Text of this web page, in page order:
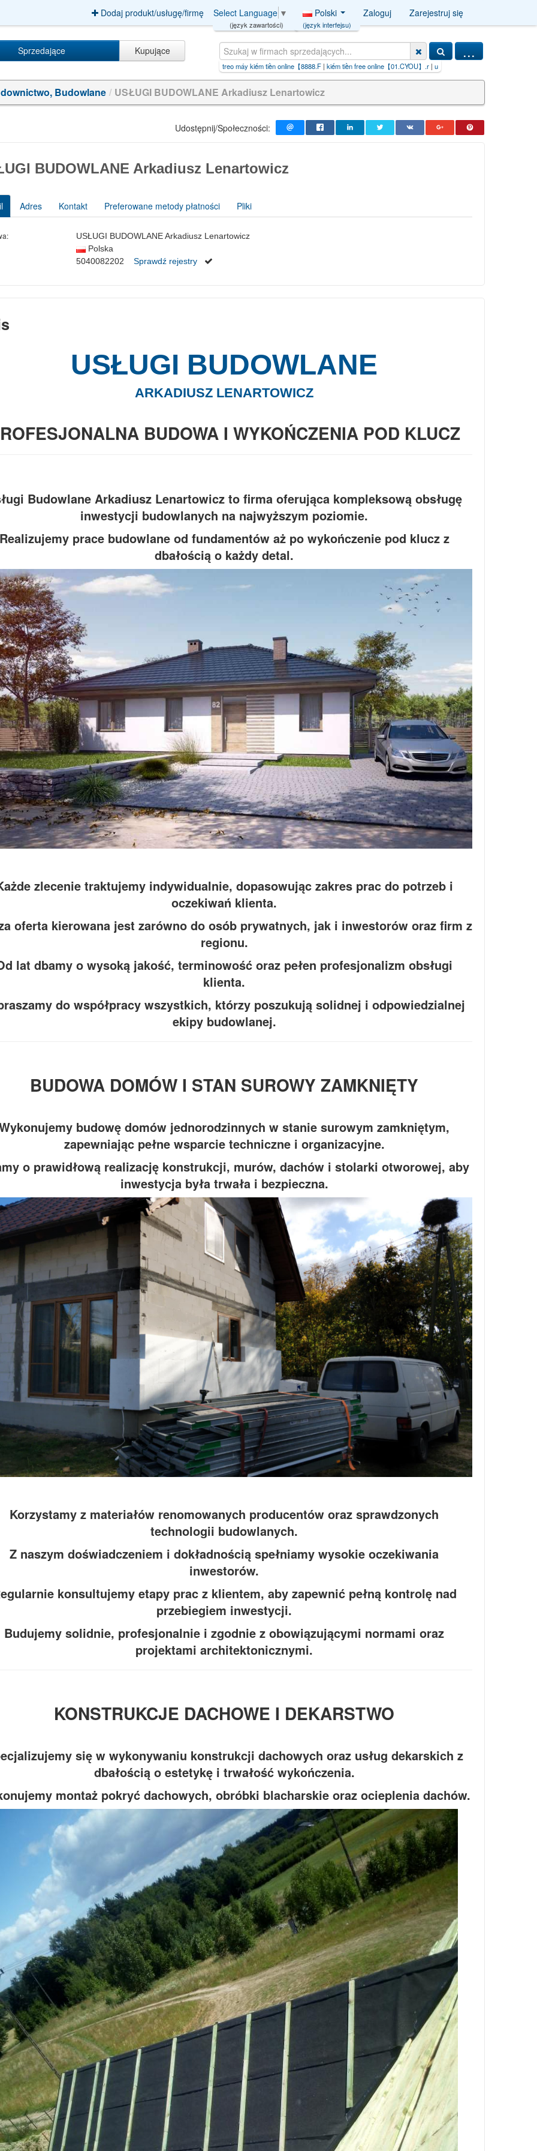
Dodaj produkt/usługę/firmę Select Language ▼
(język zawartości)
Polski
(język interfejsu)
Zaloguj Zarejestruj się
Sprzedające Kupujące ...
treo máy kiếm tiền online【8888.F|kiếm tiền free online【01.CYOU】.r|usługi
Budowlane / USŁUGI BUDOWLANE Arkadiusz Lenartowicz
Udostępnij/Społeczności:
BUDOWLANE Arkadiusz Lenartowicz
Adres Kontakt Preferowane metody płatności Pliki
USŁUGI BUDOWLANE Arkadiusz Lenartowicz
Polska
5040082202 Sprawdź rejestry
USŁUGI BUDOWLANE
ARKADIUSZ LENARTOWICZ
BUDOWA I WYKOŃCZENIA POD KLUCZ
Budowlane Arkadiusz Lenartowicz to firma oferująca kompleksową obsługę
inwestycji budowlanych na najwyższym poziomie.
prace budowlane od fundamentów aż po wykończenie pod klucz z
dbałością o każdy detal.
zlecenie traktujemy indywidualnie, dopasowując zakres prac do potrzeb i
oczekiwań klienta.
oferta kierowana jest zarówno do osób prywatnych, jak i inwestorów oraz firm z
regionu.
lat dbamy o wysoką jakość, terminowość oraz pełen profesjonalizm obsługi
klienta.
do współpracy wszystkich, którzy poszukują solidnej i odpowiedzialnej
ekipy budowlanej.
BUDOWA DOMÓW I STAN SUROWY ZAMKNIĘTY
budowę domów jednorodzinnych w stanie surowym zamkniętym,
zapewniając pełne wsparcie techniczne i organizacyjne.
o prawidłową realizację konstrukcji, murów, dachów i stolarki otworowej, aby
inwestycja była trwała i bezpieczna.
Korzystamy z materiałów renomowanych producentów oraz sprawdzonych
technologii budowlanych.
Z naszym doświadczeniem i dokładnością spełniamy wysokie oczekiwania
inwestorów.
konsultujemy etapy prac z klientem, aby zapewnić pełną kontrolę nad
przebiegiem inwestycji.
Budujemy solidnie, profesjonalnie i zgodnie z obowiązującymi normami oraz
projektami architektonicznymi.
KONSTRUKCJE DACHOWE I DEKARSTWO
się w wykonywaniu konstrukcji dachowych oraz usług dekarskich z
dbałością o estetykę i trwałość wykończenia.
montaż pokryć dachowych, obróbki blacharskie oraz ocieplenia dachów.